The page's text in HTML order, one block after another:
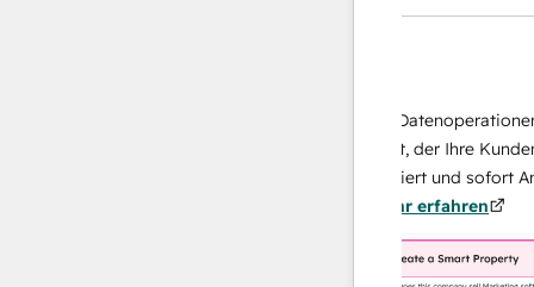
Skalieren Sie Ihrer Datenoperationen mit
KI-gestützten Agent, der Ihre Kunden
recherchiert, analysiert und sofort
Mehr erfahren